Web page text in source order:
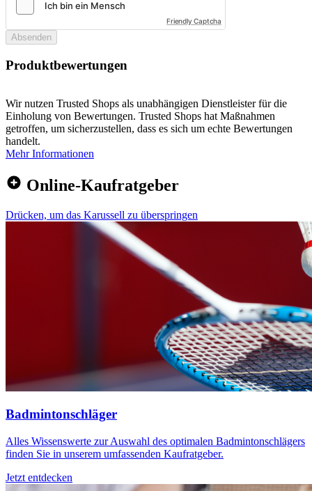
Friendly Captcha
Absenden
Produktbewertungen
Wir nutzen Trusted Shops als unabhängigen Dienstleister für die
Einholung von Bewertungen. Trusted Shops hat Maßnahmen
getroffen, um sicherzustellen, dass es sich um echte Bewertungen
handelt.
Mehr Informationen
Online-Kaufratgeber
Drücken, um das Karussell zu überspringen
Badmintonschläger
Alles Wissenswerte zur Auswahl des optimalen Badmintonschlägers
finden Sie in unserem umfassenden Kaufratgeber.
Jetzt entdecken